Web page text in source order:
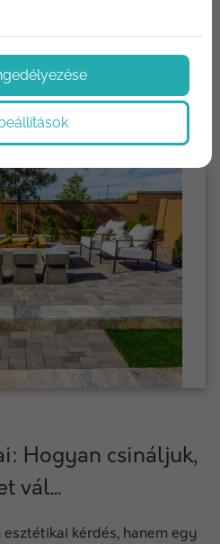
zavartalanul haladhassanak...
Hogyan csináljuk,
vál...
kérdés, hanem egy